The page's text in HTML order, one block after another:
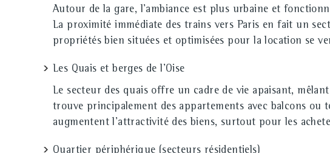
Autour de la gare, l'ambiance est plus urbaine et
La proximité immédiate des trains vers Paris en fait un
propriétés bien situées et optimisées pour la location se
Les Quais et berges de l'Oise
Le secteur des quais offre un cadre de vie apaisant,
trouve principalement des appartements avec balcons ou
augmentent l'attractivité des biens, surtout pour les
Quartier périphérique (secteurs résidentiels)